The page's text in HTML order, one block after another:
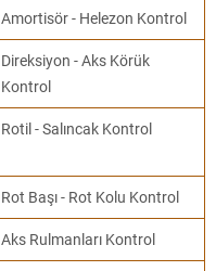
Amortisör - Helezon Kontrol
Direksiyon - Aks Körük
Kontrol
Rotil - Salıncak Kontrol
Rot Başı - Rot Kolu Kontrol
Aks Rulmanları Kontrol